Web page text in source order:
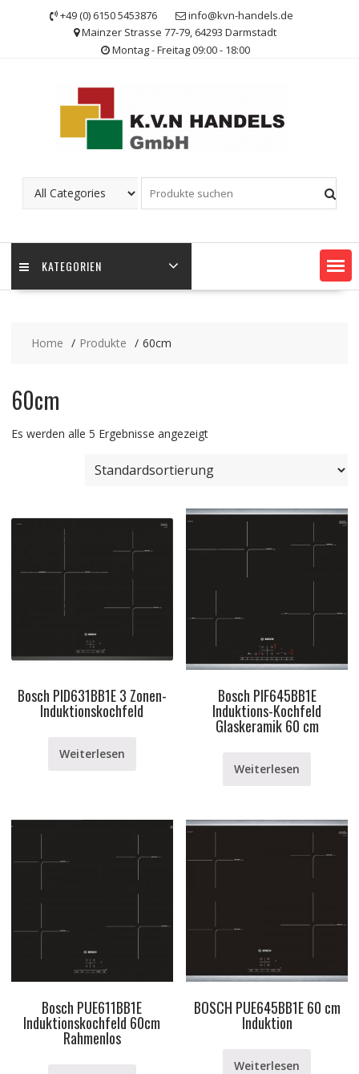
+49 (0) 6150 5453876
info@kvn-handels.de
Mainzer Strasse 77-79, 64293 Darmstadt
Montag - Freitag 09:00 - 18:00
KATEGORIEN
Home Produkte 60cm
60cm
Es werden alle 5 Ergebnisse angezeigt
Bosch PID631BB1E 3 Zonen-
Induktionskochfeld
Weiterlesen
Bosch PIF645BB1E
Induktions-Kochfeld
Glaskeramik 60 cm
Weiterlesen
Bosch PUE611BB1E
Induktionskochfeld 60cm
Rahmenlos
BOSCH PUE645BB1E 60 cm
Induktion
Weiterlesen